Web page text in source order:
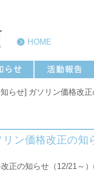
HOME
らせ] ガソリン価格改
ン価格改正の知
正の知らせ（12/21～